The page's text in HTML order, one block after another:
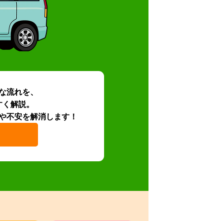
流れを、
解説。
不安を解消します！